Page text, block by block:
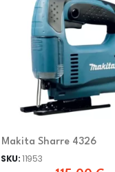
Makita Sharre 4326
SKU:11953